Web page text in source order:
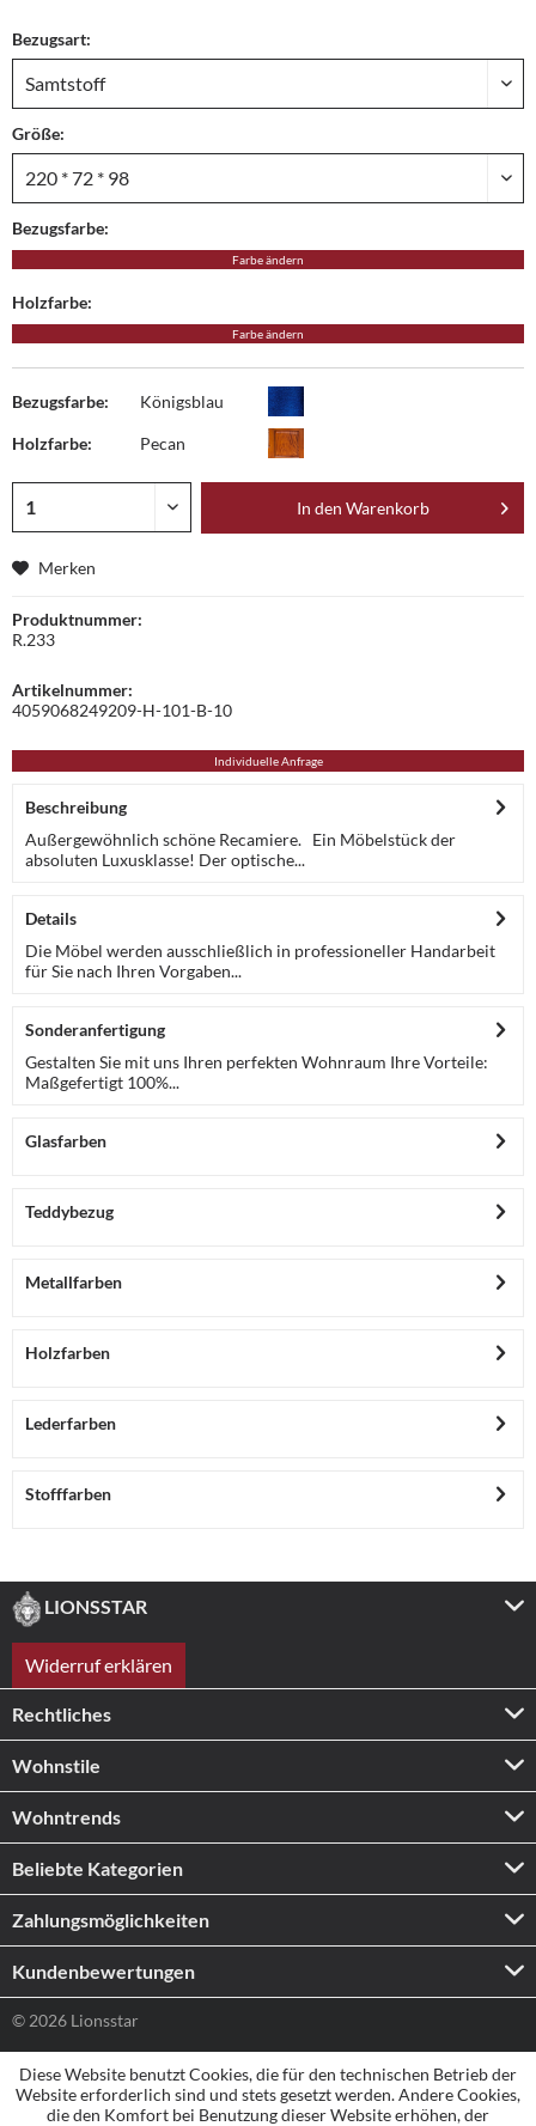
Bezugsart:
Größe:
Bezugsfarbe:
Farbe ändern
Holzfarbe:
Farbe ändern
Bezugsfarbe: Königsblau
Holzfarbe: Pecan
In den Warenkorb
Merken
Produktnummer:
R.233
Artikelnummer:
4059068249209-H-101-B-10
Individuelle Anfrage
Beschreibung
Außergewöhnlich schöne Recamiere. Ein Möbelstück der
absoluten Luxusklasse! Der optische...
Details
Die Möbel werden ausschließlich in professioneller Handarbeit
für Sie nach Ihren Vorgaben...
Sonderanfertigung
Gestalten Sie mit uns Ihren perfekten Wohnraum Ihre Vorteile:
Maßgefertigt 100%...
Glasfarben
Teddybezug
Metallfarben
Holzfarben
Lederfarben
Stofffarben
LIONSSTAR
Widerruf erklären
Rechtliches
Wohnstile
Wohntrends
Beliebte Kategorien
Zahlungs­möglichkeiten
Kundenbewertungen
© 2026 Lionsstar
Diese Website benutzt Cookies, die für den technischen Betrieb der
Website erforderlich sind und stets gesetzt werden. Andere Cookies,
die den Komfort bei Benutzung dieser Website erhöhen, der